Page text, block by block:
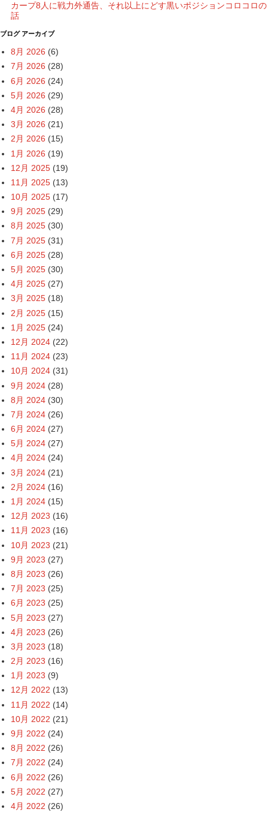
カープ8人に戦力外通告、それ以上にどす黒いポジションコロコロの
話
ブログ アーカイブ
8月 2026 (6)
7月 2026 (28)
6月 2026 (24)
5月 2026 (29)
4月 2026 (28)
3月 2026 (21)
2月 2026 (15)
1月 2026 (19)
12月 2025 (19)
11月 2025 (13)
10月 2025 (17)
9月 2025 (29)
8月 2025 (30)
7月 2025 (31)
6月 2025 (28)
5月 2025 (30)
4月 2025 (27)
3月 2025 (18)
2月 2025 (15)
1月 2025 (24)
12月 2024 (22)
11月 2024 (23)
10月 2024 (31)
9月 2024 (28)
8月 2024 (30)
7月 2024 (26)
6月 2024 (27)
5月 2024 (27)
4月 2024 (24)
3月 2024 (21)
2月 2024 (16)
1月 2024 (15)
12月 2023 (16)
11月 2023 (16)
10月 2023 (21)
9月 2023 (27)
8月 2023 (26)
7月 2023 (25)
6月 2023 (25)
5月 2023 (27)
4月 2023 (26)
3月 2023 (18)
2月 2023 (16)
1月 2023 (9)
12月 2022 (13)
11月 2022 (14)
10月 2022 (21)
9月 2022 (24)
8月 2022 (26)
7月 2022 (24)
6月 2022 (26)
5月 2022 (27)
4月 2022 (26)